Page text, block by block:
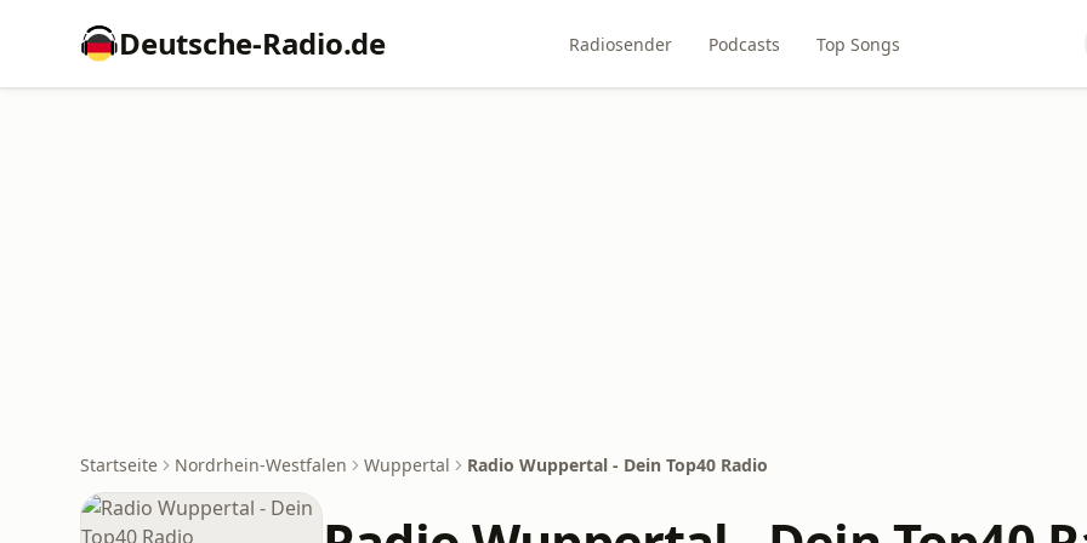
Deutsche-Radio.de Radiosender Podcasts Top Songs
Startseite Nordrhein-Westfalen Wuppertal Radio Wuppertal - Dein Top40 Radio